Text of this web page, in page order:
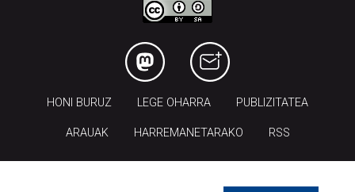
HONI BURUZ LEGE OHARRA PUBLIZITATEA
ARAUAK HARREMANETARAKO RSS